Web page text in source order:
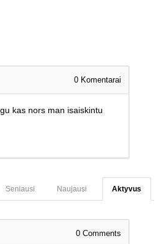
0 Komentarai
kas nors man isaiskintu
Aktyvus
Naujausi
Seniausi
0 Comments